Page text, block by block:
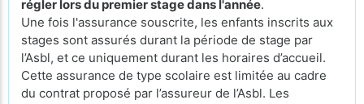
régler lors du premier stage dans l'année.
Une fois l'assurance souscrite, les enfants inscrits aux
stages sont assurés durant la période de stage par
l’Asbl, et ce uniquement durant les horaires d’accueil.
Cette assurance de type scolaire est limitée au cadre
du contrat proposé par l’assureur de l’Asbl. Les